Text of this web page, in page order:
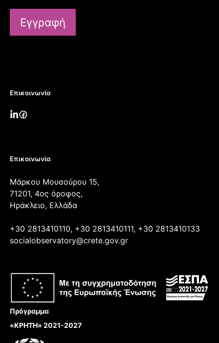
Εγγραφή
Επικοινωνία
Επικοινωνία
Μάρκου Μουσούρου 15,
71201, 4ος όροφος,
Ηράκλειο, Ελλάδα
+30 2813410110, +30 2813410111, +30 2813410133
socialobservatory@crete.gov.gr
Πρόγραμμα
«ΚΡΗΤΗ» 2021-2027